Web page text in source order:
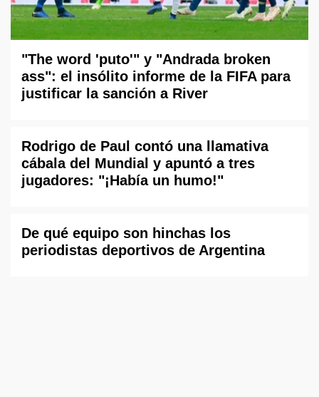
"The word 'puto'" y "Andrada broken
ass": el insólito informe de la FIFA para
justificar la sanción a River
Rodrigo de Paul contó una llamativa
cábala del Mundial y apuntó a tres
jugadores: "¡Había un humo!"
De qué equipo son hinchas los
periodistas deportivos de Argentina